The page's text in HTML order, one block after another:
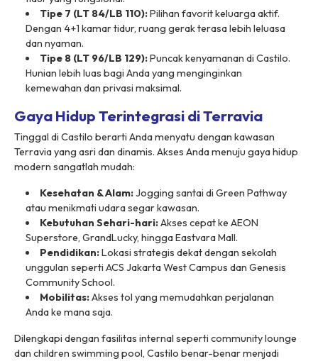
Tipe 7 (LT 84/LB 110):Pilihan favorit keluarga aktif.
Dengan 4+1 kamar tidur, ruang gerak terasa lebih leluasa
dan nyaman.
Tipe 8 (LT 96/LB 129):Puncak kenyamanan di Castilo.
Hunian lebih luas bagi Anda yang menginginkan
kemewahan dan privasi maksimal.
Gaya Hidup Terintegrasi di Terravia
Tinggal di Castilo berarti Anda menyatu dengan kawasan
Terravia yang asri dan dinamis. Akses Anda menuju gaya hidup
modern sangatlah mudah:
Kesehatan & Alam:Jogging santai diGreen Pathway
atau menikmati udara segar kawasan.
Kebutuhan Sehari-hari:Akses cepat ke AEON
Superstore, GrandLucky, hingga Eastvara Mall.
Pendidikan:Lokasi strategis dekat dengan sekolah
unggulan seperti ACS Jakarta West Campus dan Genesis
Community School.
Mobilitas:Akses tol yang memudahkan perjalanan
Anda ke mana saja.
Dilengkapi dengan fasilitas internal seperti community lounge
dan children swimming pool, Castilo benar-benar menjadi